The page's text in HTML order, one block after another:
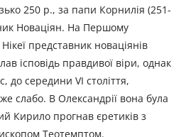
250 р., за папи Корнилія (251-
Новаціян. На Першому
представник новаціянів
ісповідь правдивої віри, однак
до середини VI століття,
слабо. В Олександрії вона була
Кирило прогнав єретиків з
Теотемптом.